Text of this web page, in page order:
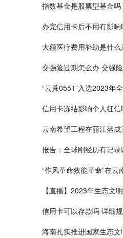
指数基金是股票型基金
办完信用卡后不用有影
大额医疗费用补助是什
交强险过期怎么办 交强
“云蔗0551”入选2023年
信用卡冻结影响个人征
云南希望工程在丽江落成
报告：全球刚经历有记
“作风革命效能革命”在
【直播】2023年生态文
信用卡可以存款吗 详细
海南扎实推进国家生态文